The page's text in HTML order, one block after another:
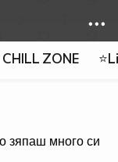
ZONE
зяпаш много си